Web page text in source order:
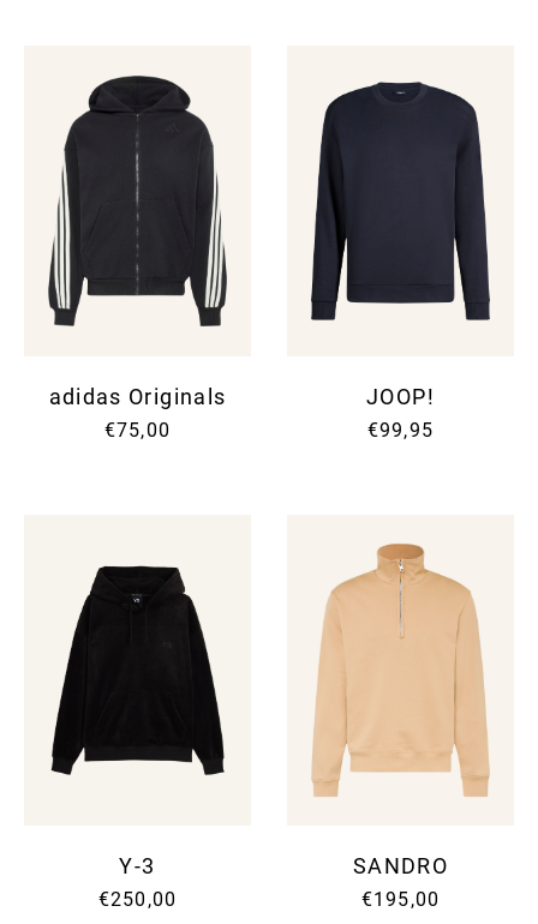
adidas Originals
€75,00
JOOP!
€99,95
Y-3
€250,00
SANDRO
€195,00